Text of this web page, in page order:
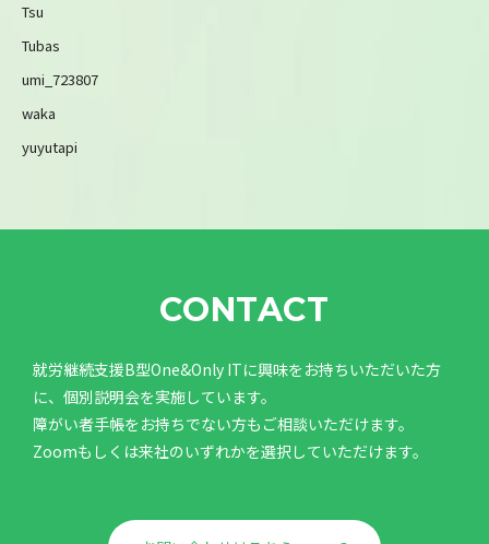
Tsu
Tubas
umi_723807
waka
yuyutapi
CONTACT
就労継続支援B型One&Only ITに興味をお持ちいただいた方
に、個別説明会を実施しています。
障がい者手帳をお持ちでない方もご相談いただけます。
Zoomもしくは来社のいずれかを選択していただけます。